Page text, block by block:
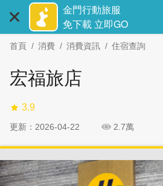
主
金門行動旅服
免下載 立即GO
首頁 消費 消費資訊 住宿查詢
宏福旅店
3.9
更新：2026-04-22 2.7萬
社